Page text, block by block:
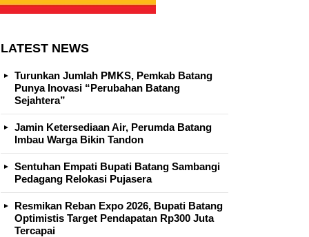
LATEST NEWS
Turunkan Jumlah PMKS, Pemkab Batang
Punya Inovasi “Perubahan Batang
Sejahtera”
Jamin Ketersediaan Air, Perumda Batang
Imbau Warga Bikin Tandon
Sentuhan Empati Bupati Batang Sambangi
Pedagang Relokasi Pujasera
Resmikan Reban Expo 2026, Bupati Batang
Optimistis Target Pendapatan Rp300 Juta
Tercapai